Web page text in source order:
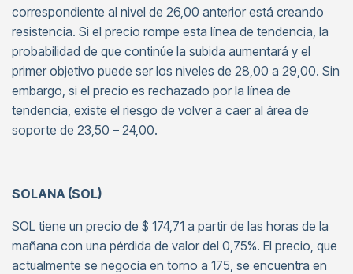
correspondiente al nivel de 26,00 anterior está creando
resistencia. Si el precio rompe esta línea de tendencia, la
probabilidad de que continúe la subida aumentará y el
primer objetivo puede ser los niveles de 28,00 a 29,00. Sin
embargo, si el precio es rechazado por la línea de
tendencia, existe el riesgo de volver a caer al área de
soporte de 23,50 – 24,00.
SOLANA (SOL)
SOL tiene un precio de $ 174,71 a partir de las horas de la
mañana con una pérdida de valor del 0,75%. El precio, que
actualmente se negocia en torno a 175, se encuentra en